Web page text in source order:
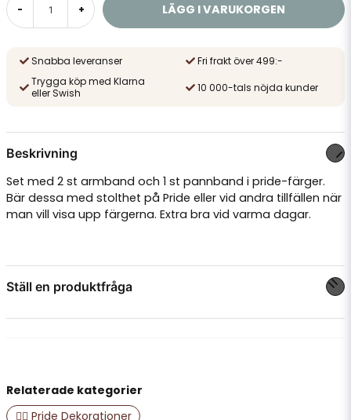
- + LÄGG I VARUKORGEN
Snabba leveranser
Fri frakt över 499:-
Trygga köp med Klarna
eller Swish
10 000-tals nöjda kunder
Beskrivning
Set med 2 st armband och 1 st pannband i pride-färger.
Bär dessa med stolthet på Pride eller vid andra tillfällen när
man vill visa upp färgerna. Extra bra vid varma dagar.
Ställ en produktfråga
name
Relaterade kategorier
🏳️‍🌈 Pride Dekorationer